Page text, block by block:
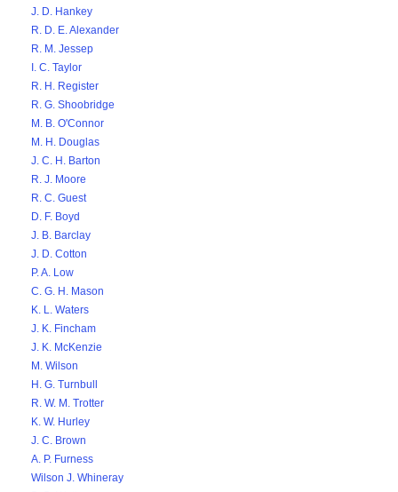
J. D. Hankey
R. D. E. Alexander
R. M. Jessep
I. C. Taylor
R. H. Register
R. G. Shoobridge
M. B. O'Connor
M. H. Douglas
J. C. H. Barton
R. J. Moore
R. C. Guest
D. F. Boyd
J. B. Barclay
J. D. Cotton
P. A. Low
C. G. H. Mason
K. L. Waters
J. K. Fincham
J. K. McKenzie
M. Wilson
H. G. Turnbull
R. W. M. Trotter
K. W. Hurley
J. C. Brown
A. P. Furness
Wilson J. Whineray